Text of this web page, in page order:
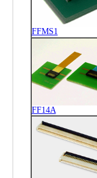
FFMS1
FF14A